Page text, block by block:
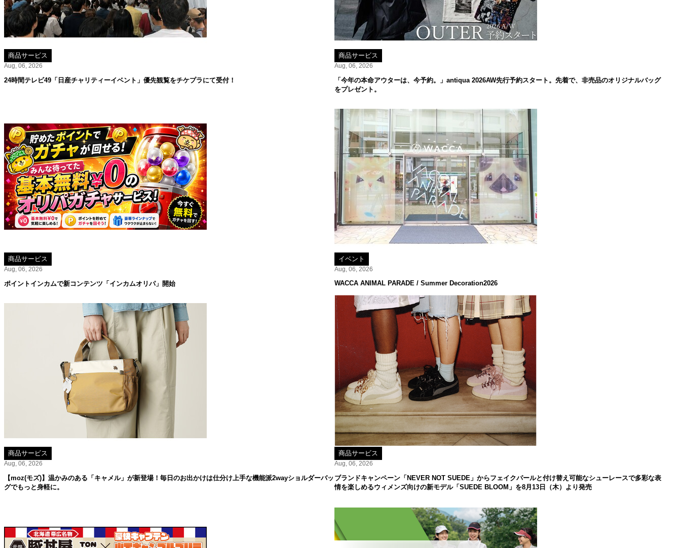
商品サービス
Aug, 06, 2026
24時間テレビ49「日産チャリティーイベント」優先観覧をチケプラにて受付！
商品サービス
Aug, 06, 2026
「今年の本命アウターは、今予約。」antiqua 2026AW先行予約スタート。先着で、非売品のオリジナルバッグ
をプレゼント。
商品サービス
Aug, 06, 2026
ポイントインカムで新コンテンツ「インカムオリパ」開始
イベント
Aug, 06, 2026
WACCA ANIMAL PARADE / Summer Decoration2026
商品サービス
Aug, 06, 2026
【moz(モズ)】温かみのある「キャメル」が新登場！毎日のお出かけは仕分け上手な機能派2wayショルダーバッ
グでもっと身軽に。
商品サービス
Aug, 06, 2026
ブランドキャンペーン「NEVER NOT SUEDE」からフェイクパールと付け替え可能なシューレースで多彩な表
情を楽しめるウィメンズ向けの新モデル「SUEDE BLOOM」を8月13日（木）より発売